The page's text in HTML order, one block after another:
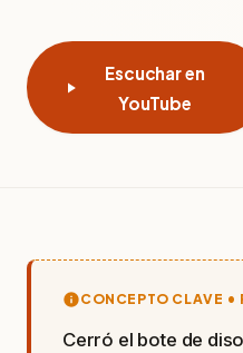
Escuchar en
YouTube
CONCEPTO CLAVE •
Cerró el bote de